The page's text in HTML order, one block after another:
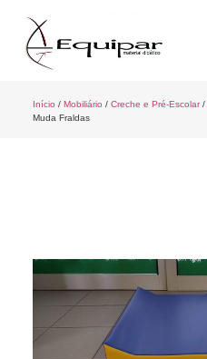
Início / Mobiliário / Creche e Pré-Escolar/
Muda Fraldas